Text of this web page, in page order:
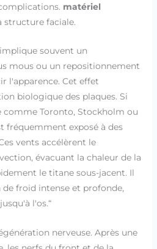
matériel
structure faciale.
souvent un
mous ou un repositionnement
l'apparence. Cet effet
biologique des plaques. Si
comme Toronto, Stockholm ou
fréquemment exposé à des
vents accélèrent le
évacuant la chaleur de la
le titane sous-jacent. Il
froid intense et profonde,
l'os.“
nerveuse. Après une